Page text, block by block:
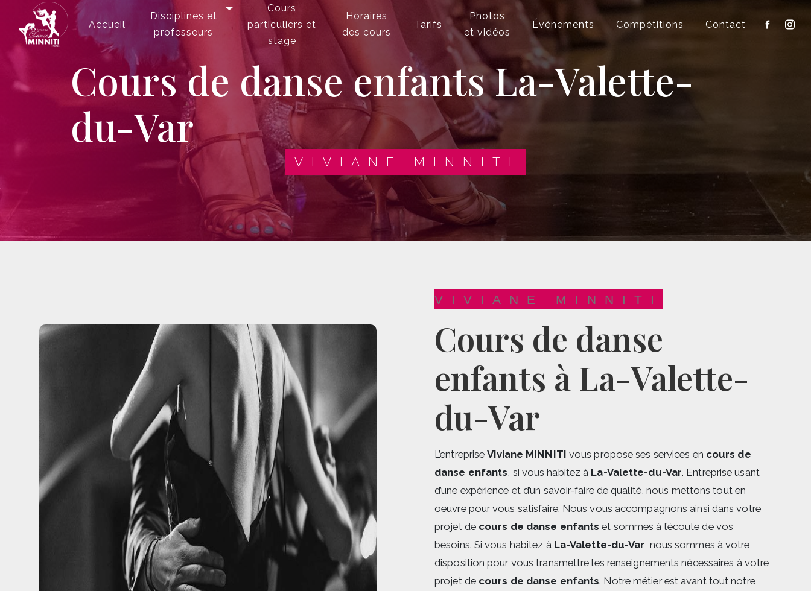
Accueil
Disciplines et
professeurs
Cours
particuliers et
stage
Horaires
des cours
Tarifs
Photos
et vidéos
Événements Compétitions Contact
cours de danse enfants La-Valette-
du-Var
VIVIANE MINNITI
VIVIANE MINNITI
cours de danse
enfants à La-Valette-
du-Var
L’entrepriseViviane MINNITI vous propose ses services en cours de
danse enfants, si vous habitez à La-Valette-du-Var. Entreprise usant
d’une expérience et d’un savoir-faire de qualité, nous mettons tout en
oeuvre pour vous satisfaire. Nous vous accompagnons ainsi dans votre
projet de cours de danse enfants et sommes à l’écoute de vos
besoins. Si vous habitez à La-Valette-du-Var, nous sommes à votre
disposition pour vous transmettre les renseignements nécessaires à votre
projet de cours de danse enfants. Notre métier est avant tout notre
Panneau de gestion des cookies